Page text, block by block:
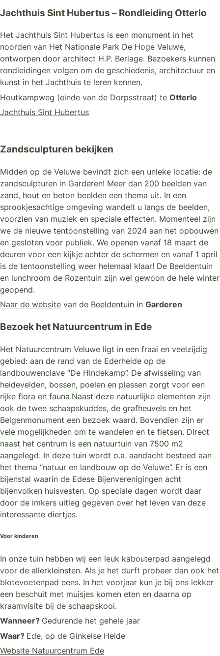
Jachthuis Sint Hubertus – Rondleiding Otterlo
Het Jachthuis Sint Hubertus is een monument in het
noorden van Het Nationale Park De Hoge Veluwe,
ontworpen door architect H.P. Berlage. Bezoekers kunnen
rondleidingen volgen om de geschiedenis, architectuur en
kunst in het Jachthuis te leren kennen.
Houtkampweg (einde van de Dorpsstraat) te Otterlo
Jachthuis Sint Hubertus
Zandsculpturen bekijken
Midden op de Veluwe bevindt zich een unieke locatie: de
zandsculpturen in Garderen! Meer dan 200 beelden van
zand, hout en beton beelden een thema uit. In een
sprookjesachtige omgeving wandelt u langs de beelden,
voorzien van muziek en speciale effecten. Momenteel zijn
we de nieuwe tentoonstelling van 2024 aan het opbouwen
en gesloten voor publiek. We openen vanaf 18 maart de
deuren voor een kijkje achter de schermen en vanaf 1 april
is de tentoonstelling weer helemaal klaar! De Beeldentuin
en lunchroom de Rozentuin zijn wel gewoon de hele winter
geopend.
Naar de website van de Beeldentuin in Garderen
Bezoek het Natuurcentrum in Ede
Het Natuurcentrum Veluwe ligt in een fraai en veelzijdig
gebied: aan de rand van de Ederheide op de
landbouwenclave “De Hindekamp”. De afwisseling van
heidevelden, bossen, poelen en plassen zorgt voor een
rijke flora en fauna.Naast deze natuurlijke elementen zijn
ook de twee schaapskuddes, de grafheuvels en het
Belgenmonument een bezoek waard. Bovendien zijn er
vele mogelijkheden om te wandelen en te fietsen. Direct
naast het centrum is een natuurtuin van 7500 m2
aangelegd. In deze tuin wordt o.a. aandacht besteed aan
het thema “natuur en landbouw op de Veluwe”. Er is een
bijenstal waarin de Edese Bijenverenigingen acht
bijenvolken huisvesten. Op speciale dagen wordt daar
door de imkers uitleg gegeven over het leven van deze
interessante diertjes.
Voor kinderen
In onze tuin hebben wij een leuk kabouterpad aangelegd
voor de allerkleinsten. Als je het durft probeer dan ook het
blotevoetenpad eens. In het voorjaar kun je bij ons lekker
een beschuit met muisjes komen eten en daarna op
kraamvisite bij de schaapskooi.
Wanneer? Gedurende het gehele jaar
Waar? Ede, op de Ginkelse Heide
Website Natuurcentrum Ede